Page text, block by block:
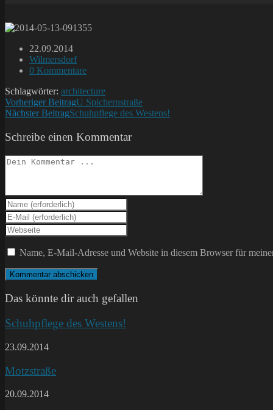
Beitrag
veröffentlicht:
22.09.2014
Beitrags-
Kategorie:
Wilmersdorf
Beitrags-
0 Kommentare
Schlagwörter: architecture
Weitere
Artikel
ansehen
Vorheriger BeitragU Spichernstraße
Nächster BeitragSchuhpflege des Westens!
Schreibe einen Kommentar
Kommentieren
Gib
deinen
Namen
oder
Benutzernamen
zum
Kommentieren
ein
Gib
deine
E-
Mail-
Adresse
zum
Kommentieren
ein
Gib
deine
Website-
ein
(optional)
Name, E-Mail-Adresse und Website in diesem Browser für
Das könnte dir auch gefallen
Schuhpflege des Westens!
23.09.2014
Motzstraße
20.09.2014